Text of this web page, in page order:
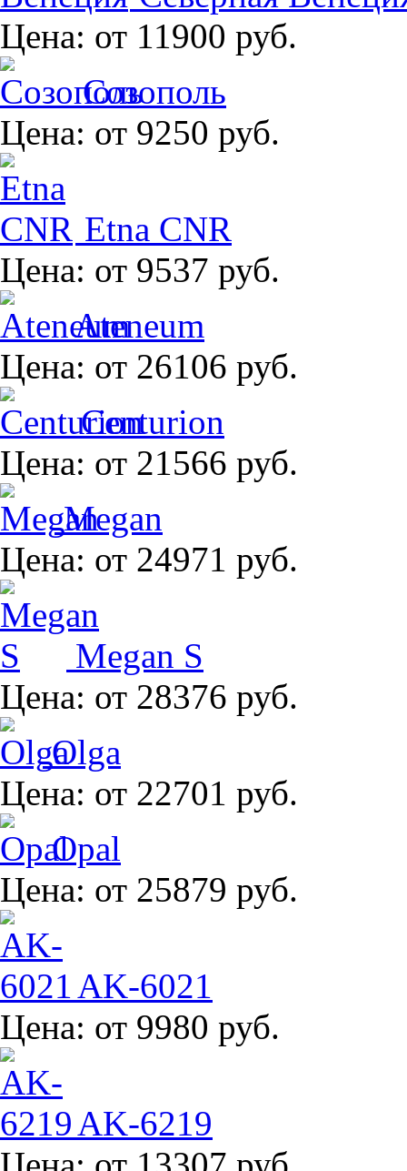
Цена: от 11900 руб.
Созополь
Цена: от 9250 руб.
Etna CNR
Цена: от 9537 руб.
Ateneum
Цена: от 26106 руб.
Centurion
Цена: от 21566 руб.
Megan
Цена: от 24971 руб.
Megan S
Цена: от 28376 руб.
Olga
Цена: от 22701 руб.
Opal
Цена: от 25879 руб.
AK-6021
Цена: от 9980 руб.
AK-6219